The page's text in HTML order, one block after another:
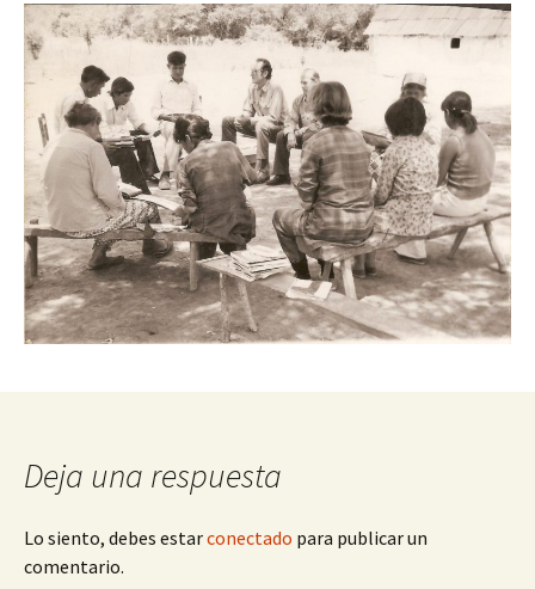
Deja una respuesta
Lo siento, debes estarconectado para publicar un
comentario.